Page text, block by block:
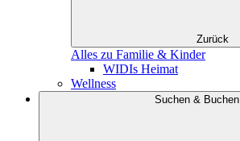
Zurück
Alles zu Familie & Kinder
WIDIs Heimat
Wellness
Suchen & Buchen